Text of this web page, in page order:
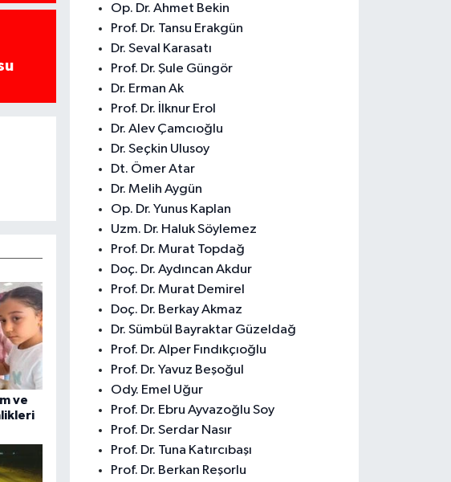
ve
Op. Dr. Ahmet Bekin
Prof. Dr. Tansu Erakgün
Dr. Seval Karasatı
Prof. Dr. Şule Güngör
Dr. Erman Ak
Prof. Dr. İlknur Erol
Dr. Alev Çamcıoğlu
Dr. Seçkin Ulusoy
Dt. Ömer Atar
Dr. Melih Aygün
Op. Dr. Yunus Kaplan
Uzm. Dr. Haluk Söylemez
Prof. Dr. Murat Topdağ
Doç. Dr. Aydıncan Akdur
Prof. Dr. Murat Demirel
Doç. Dr. Berkay Akmaz
Dr. Sümbül Bayraktar Güzeldağ
Prof. Dr. Alper Fındıkçıoğlu
Prof. Dr. Yavuz Beşoğul
Ody. Emel Uğur
Prof. Dr. Ebru Ayvazoğlu Soy
Prof. Dr. Serdar Nasır
Prof. Dr. Tuna Katırcıbaşı
Prof. Dr. Berkan Reşorlu